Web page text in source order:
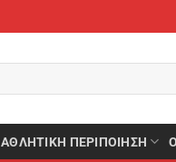
ΑΘΛΗΤΙΚΉ ΠΕΡΙΠΟΊΗΣΗ